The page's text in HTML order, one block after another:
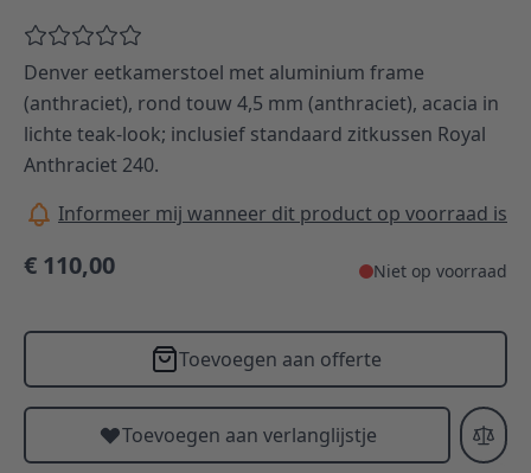
Denver eetkamerstoel met aluminium frame
(anthraciet), rond touw 4,5 mm (anthraciet), acacia in
lichte teak-look; inclusief standaard zitkussen Royal
Anthraciet 240.
Informeer mij wanneer dit product op voorraad is
€ 110,00 Niet op voorraad
Toevoegen aan offerte
Toevoegen aan verlanglijstje